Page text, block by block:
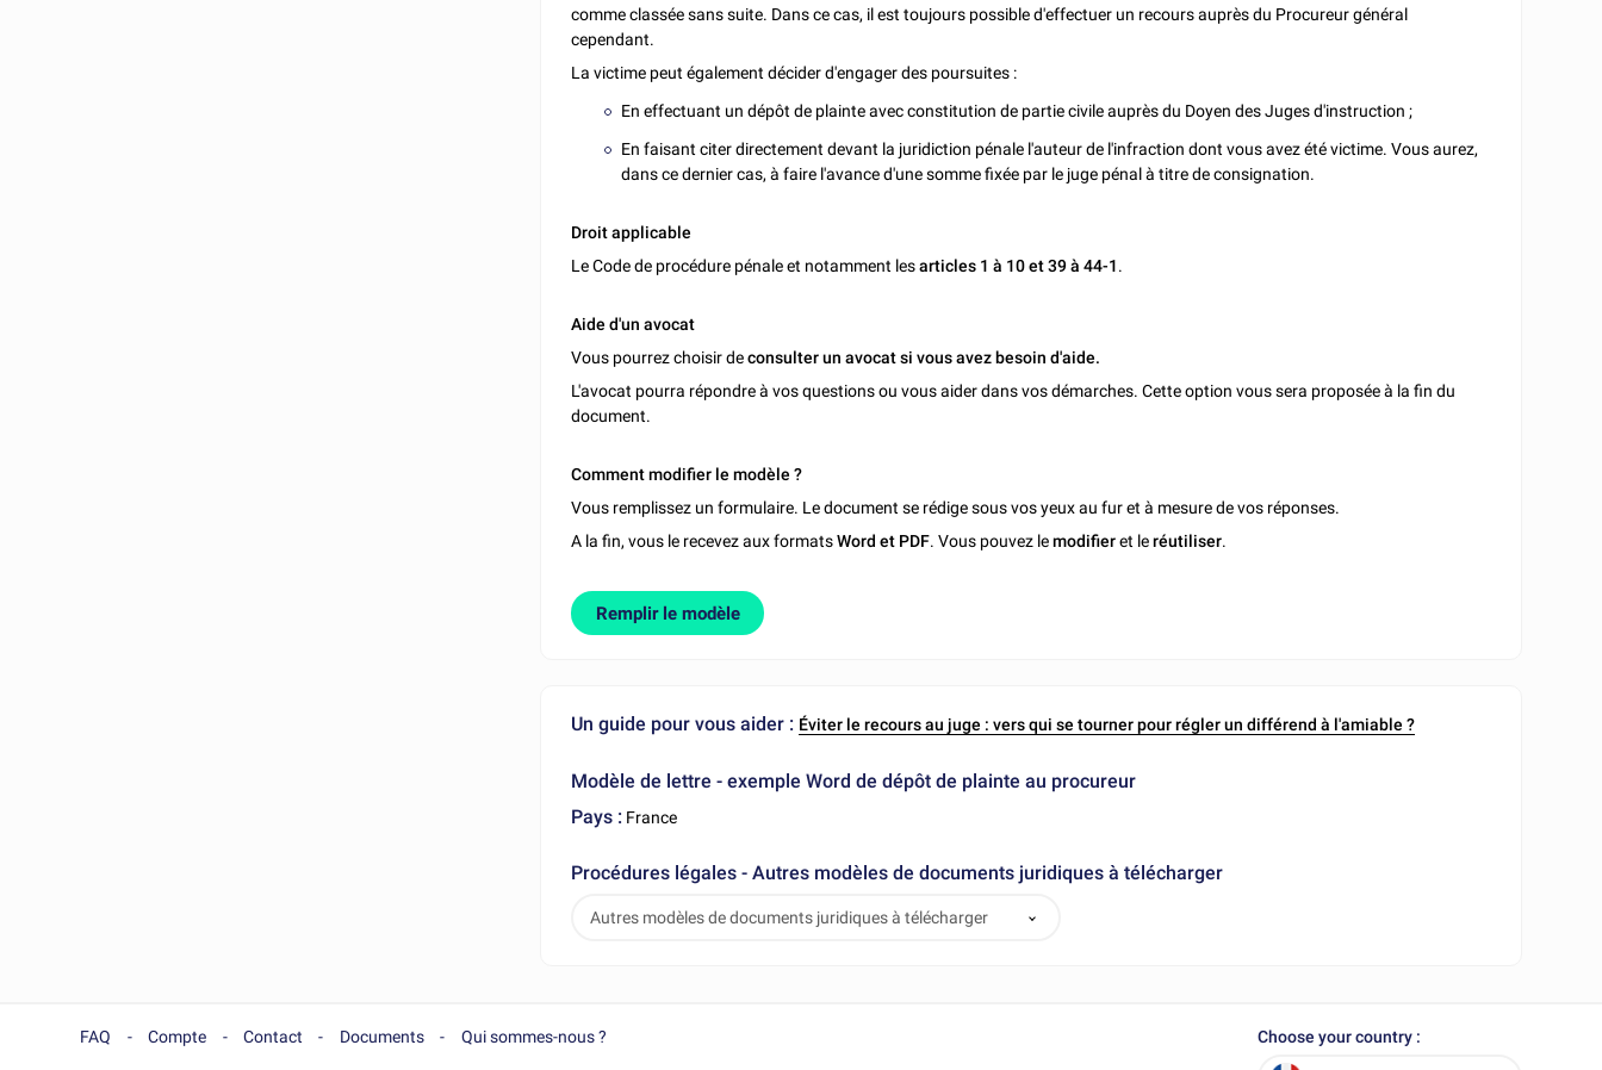
comme classée sans suite. Dans ce cas, il est toujours possible d'effectuer un recours auprès du Procureur général
cependant.
La victime peut également décider d'engager des poursuites :
En effectuant un dépôt de plainte avec constitution de partie civile auprès du Doyen des Juges d'instruction ;
En faisant citer directement devant la juridiction pénale l'auteur de l'infraction dont vous avez été victime. Vous aurez,
dans ce dernier cas, à faire l'avance d'une somme fixée par le juge pénal à titre de consignation.
Droit applicable
Le Code de procédure pénale et notamment lesarticles 1 à 10 et 39 à 44-1.
Aide d'un avocat
Vous pourrez choisir deconsulter un avocat si vous avez besoin d'aide.
L'avocat pourra répondre à vos questions ou vous aider dans vos démarches. Cette option vous sera proposée à la fin du
document.
Comment modifier le modèle ?
Vous remplissez un formulaire. Le document se rédige sous vos yeux au fur et à mesure de vos réponses.
A la fin, vous le recevez aux formatsWord et PDF. Vous pouvez lemodifieret leréutiliser.
Remplir le modèle
Un guide pour vous aider : Éviter le recours au juge : vers qui se tourner pour régler un différend à l'amiable ?
Modèle de lettre - exemple Word de dépôt de plainte au procureur
Pays : France
Procédures légales - Autres modèles de documents juridiques à télécharger
Autres modèles de documents juridiques à télécharger
FAQ Compte Contact Documents Qui sommes-nous ? Choose your country :